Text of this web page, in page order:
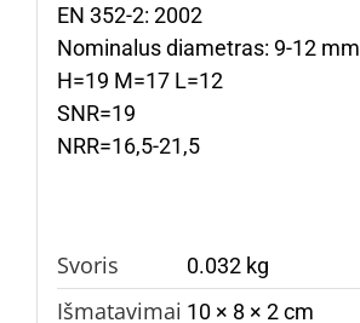
EN 352-2: 2002
Nominalus diametras: 9-12 mm
H=19 M=17 L=12
SNR=19
NRR=16,5-21,5
Svoris 0.032 kg
Išmatavimai 10 × 8 × 2 cm